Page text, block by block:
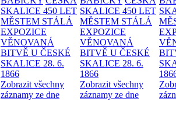
SKALICE 450 LET
MĚSTEM STÁLÁ
EXPOZICE
VĚNOVANÁ
BITVĚ U ČESKÉ
SKALICE 28. 6.
1866
Zobrazit všechny
záznamy ze dne
SKALICE 450 LET
MĚSTEM STÁLÁ
EXPOZICE
VĚNOVANÁ
BITVĚ U ČESKÉ
SKALICE 28. 6.
1866
Zobrazit všechny
záznamy ze dne